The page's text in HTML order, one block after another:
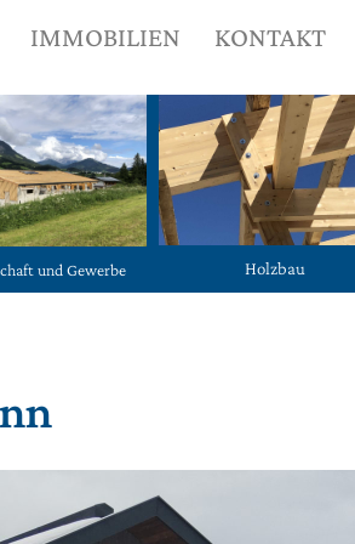
IMMOBILIEN KONTAKT
und Gewerbe Holzbau